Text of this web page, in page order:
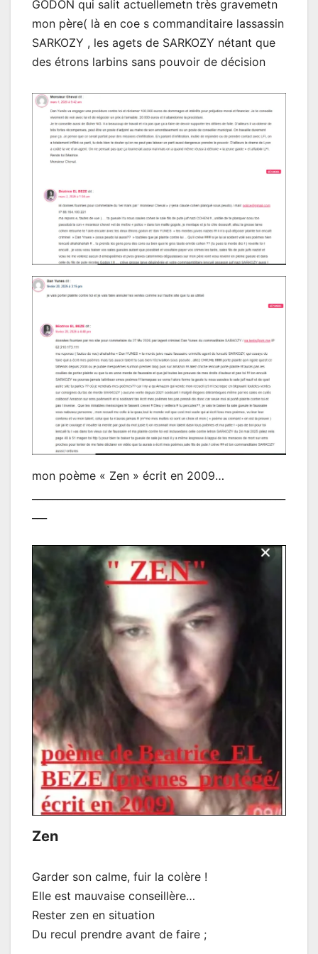
GODON qui salit actuellemetn très gravemetn
mon père( là en coe s commanditaire lassassin
SARKOZY , les agets de SARKOZY nétant que
des étrons larbins sans pouvoir de décision
mon poème « Zen » écrit en 2009…
Zen
Garder son calme, fuir la colère !
Elle est mauvaise conseillère…
Rester zen en situation
Du recul prendre avant de faire ;